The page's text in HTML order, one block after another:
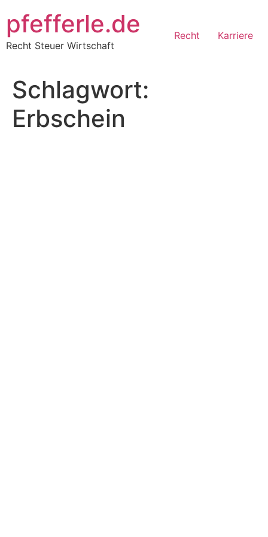
Inhalt
springen
pfefferle.de
Recht Steuer Wirtschaft
Recht Karriere
Schlagwort:
Erbschein